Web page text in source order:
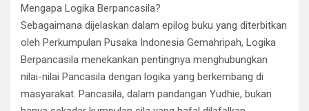
Mengapa Logika Berpancasila?
Sebagaimana dijelaskan dalam epilog buku yang diterbitkan
oleh Perkumpulan Pusaka Indonesia Gemahripah, Logika
Berpancasila menekankan pentingnya menghubungkan
nilai-nilai Pancasila dengan logika yang berkembang di
masyarakat. Pancasila, dalam pandangan Yudhie, bukan